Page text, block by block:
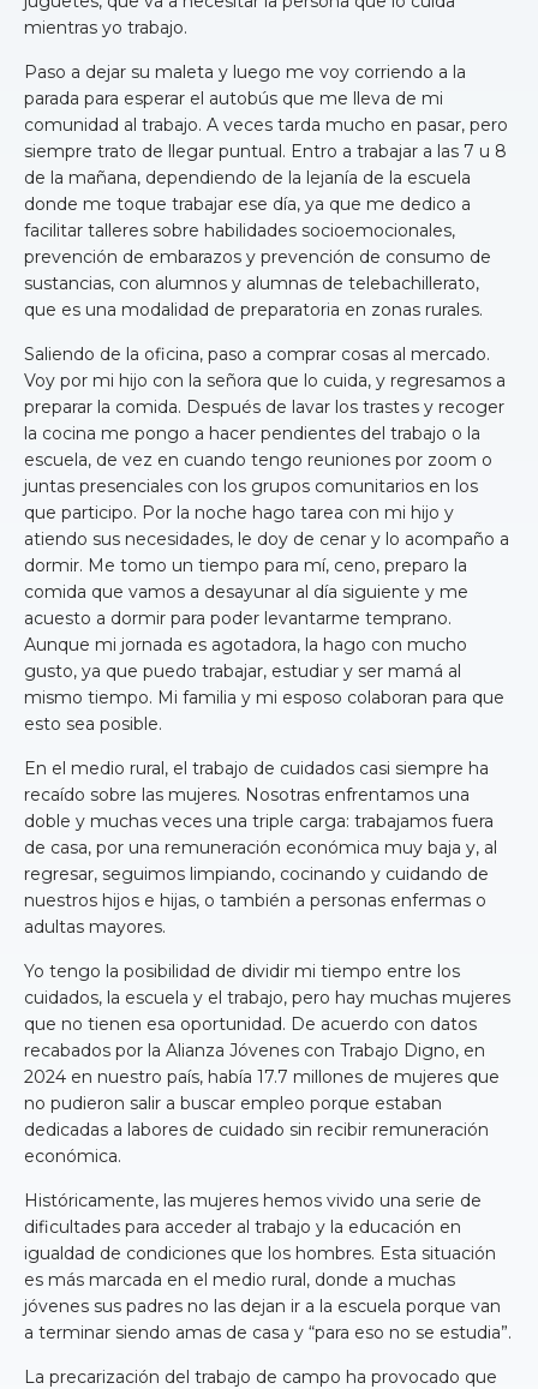
mientras yo trabajo.
Paso a dejar su maleta y luego me voy corriendo a la
parada para esperar el autobús que me lleva de mi
comunidad al trabajo. A veces tarda mucho en pasar, pero
siempre trato de llegar puntual. Entro a trabajar a las 7 u 8
de la mañana, dependiendo de la lejanía de la escuela
donde me toque trabajar ese día, ya que me dedico a
facilitar talleres sobre habilidades socioemocionales,
prevención de embarazos y prevención de consumo de
sustancias, con alumnos y alumnas de telebachillerato,
que es una modalidad de preparatoria en zonas rurales.
Saliendo de la oficina, paso a comprar cosas al mercado.
Voy por mi hijo con la señora que lo cuida, y regresamos a
preparar la comida. Después de lavar los trastes y recoger
la cocina me pongo a hacer pendientes del trabajo o la
escuela, de vez en cuando tengo reuniones por zoom o
juntas presenciales con los grupos comunitarios en los
que participo. Por la noche hago tarea con mi hijo y
atiendo sus necesidades, le doy de cenar y lo acompaño a
dormir. Me tomo un tiempo para mí, ceno, preparo la
comida que vamos a desayunar al día siguiente y me
acuesto a dormir para poder levantarme temprano.
Aunque mi jornada es agotadora, la hago con mucho
gusto, ya que puedo trabajar, estudiar y ser mamá al
mismo tiempo. Mi familia y mi esposo colaboran para que
esto sea posible.
En el medio rural, el trabajo de cuidados casi siempre ha
recaído sobre las mujeres. Nosotras enfrentamos una
doble y muchas veces una triple carga: trabajamos fuera
de casa, por una remuneración económica muy baja y, al
regresar, seguimos limpiando, cocinando y cuidando de
nuestros hijos e hijas, o también a personas enfermas o
adultas mayores.
Yo tengo la posibilidad de dividir mi tiempo entre los
cuidados, la escuela y el trabajo, pero hay muchas mujeres
que no tienen esa oportunidad. De acuerdo con datos
recabados por la Alianza Jóvenes con Trabajo Digno, en
2024 en nuestro país, había 17.7 millones de mujeres que
no pudieron salir a buscar empleo porque estaban
dedicadas a labores de cuidado sin recibir remuneración
económica.
Históricamente, las mujeres hemos vivido una serie de
dificultades para acceder al trabajo y la educación en
igualdad de condiciones que los hombres. Esta situación
es más marcada en el medio rural, donde a muchas
jóvenes sus padres no las dejan ir a la escuela porque van
a terminar siendo amas de casa y “para eso no se estudia”.
La precarización del trabajo de campo ha provocado que